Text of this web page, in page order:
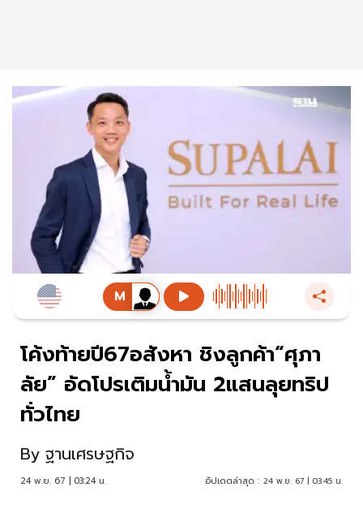
โค้งท้ายปี67อสังหา ชิงลูกค้า“ศุภา
ลัย” อัดโปรเติมน้ำมัน 2แสนลุยทริป
ทั่วไทย
By ฐานเศรษฐกิจ
24 พ.ย. 67 | 03:24 น. อัปเดตล่าสุด : 24 พ.ย. 67 | 03:45 น.